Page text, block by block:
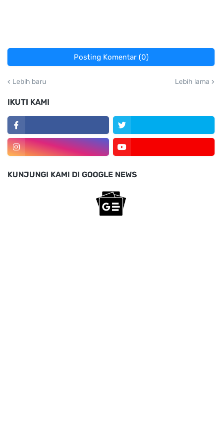
Posting Komentar (0)
Lebih baru Lebih lama
IKUTI KAMI
KUNJUNGI KAMI DI GOOGLE NEWS